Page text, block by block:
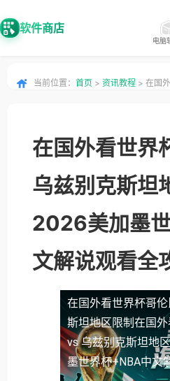
软件商店
电脑
当前位置： 首页 > 资讯教程 > 在国
在国外看世界
乌兹别克斯坦
2026美加墨
文解说观看全
在国外看世界杯哥
斯坦地区限制 在国
vs 乌兹别克斯坦地
墨世界杯+NBA中文